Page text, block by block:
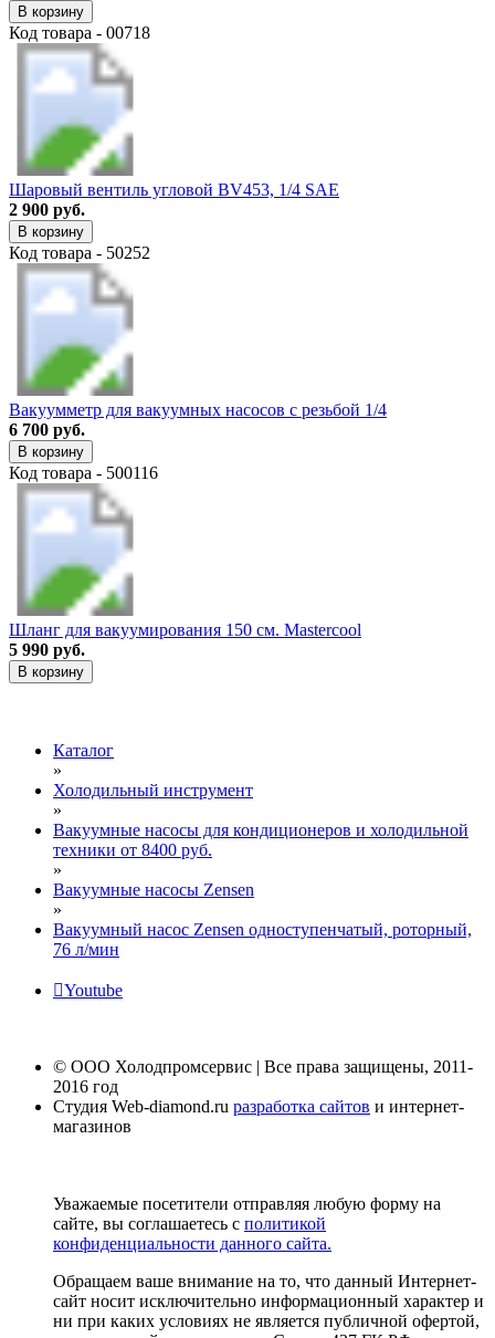
В корзину
Код товара - 00718
Шаровый вентиль угловой BV453, 1/4 SAE
2 900 руб.
В корзину
Код товара - 50252
Вакуумметр для вакуумных насосов с резьбой 1/4
6 700 руб.
В корзину
Код товара - 500116
Шланг для вакуумирования 150 см. Mastercool
5 990 руб.
В корзину
Каталог
»
Холодильный инструмент
»
Вакуумные насосы для кондиционеров и холодильной
техники от 8400 руб.
»
Вакуумные насосы Zensen
»
Вакуумный насос Zensen одноступенчатый, роторный,
76 л/мин
Youtube
© ООО Холодпромсервис | Все права защищены, 2011-
2016 год
Студия Web-diamond.ru разработка сайтов и интернет-
магазинов
Уважаемые посетители отправляя любую форму на
сайте, вы соглашаетесь с политикой
конфиденциальности данного сайта.
Обращаем ваше внимание на то, что данный Интернет-
сайт носит исключительно информационный характер и
ни при каких условиях не является публичной офертой,